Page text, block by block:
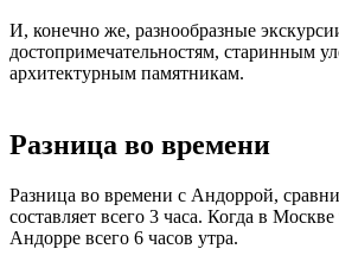
И, конечно же, разнообразные
достопримечательностям, старинным
архитектурным памятникам.
Разница во времени
Разница во времени с Андоррой,
составляет всего 3 часа. Когда в
Андорре всего 6 часов утра.